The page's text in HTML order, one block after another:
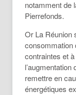
notamment de
Pierrefonds.
Or La Réunion
consommation
contraintes et
remettre en
énergétiques